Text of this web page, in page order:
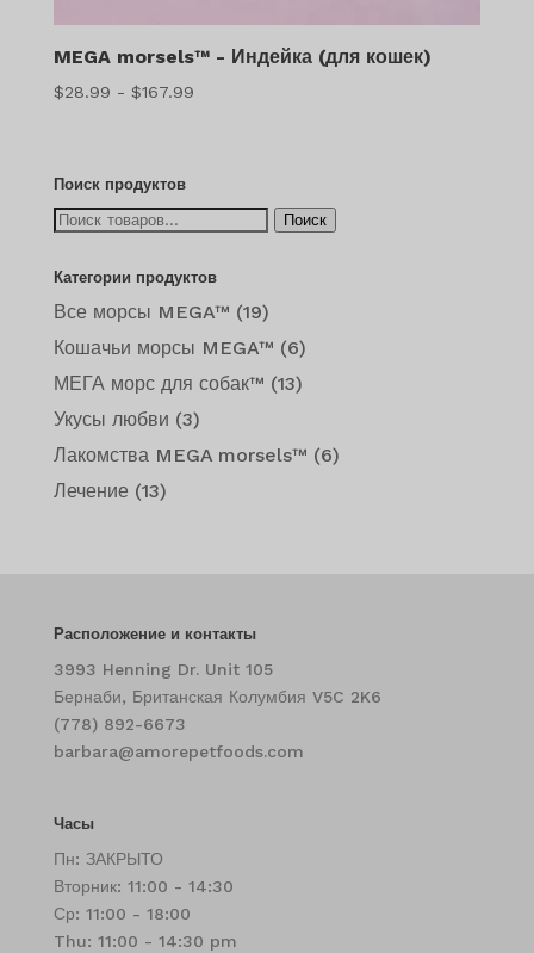
MEGA morsels™ - Индейка (для кошек)
$28.99 - $167.99Диапазон
Поиск продуктов
Искать: Поиск
Категории продуктов
Все морсы MEGA™ (19)
Кошачьи морсы MEGA™ (6)
МЕГА морс для собак™ (13)
Укусы любви (3)
Лакомства MEGA morsels™ (6)
Лечение (13)
Расположение и контакты
3993 Henning Dr. Unit 105
Бернаби, Британская Колумбия V5C 2K6
(778) 892-6673
barbara@amorepetfoods.com
Часы
Пн: ЗАКРЫТО
Вторник: 11:00 - 14:30
Ср: 11:00 - 18:00
Thu: 11:00 - 14:30 pm